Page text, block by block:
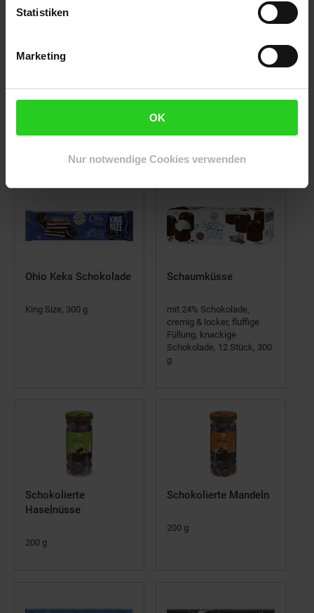
Statistiken
Marketing
OK
Nur notwendige Cookies verwenden
Ohio Keks Schokolade
King Size, 300 g
Schaumküsse
mit 24% Schokolade,
cremig & locker, fluffige
Füllung, knackige
Schokolade, 12 Stück, 300
g
Schokolierte
Haselnüsse
200 g
Schokolierte Mandeln
200 g